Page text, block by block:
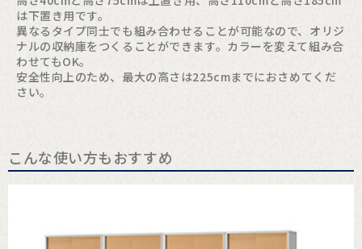
は下置き用です。
異なるタイプ同士でも組み合わせることが可能なので、オリジ
ナルの収納庫をつくることができます。カラーを変えて組み合
わせてもOK。
安全性向上のため、最大の高さは225cmまでにおさめてくだ
さい。
こんな使い方もおすすめ